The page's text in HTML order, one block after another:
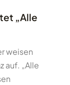
„Alle
weisen
auf. „Alle